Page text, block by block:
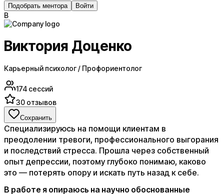
Подобрать ментора Войти
В
Виктория Доценко
Карьерный психолог / Профориентолог
174 сессий
30 отзывов
Сохранить
Специализируюсь на помощи клиентам в
преодолении тревоги, профессионального выгорания
и последствий стресса. Прошла через собственный
опыт депрессии, поэтому глубоко понимаю, каково
это — потерять опору и искать путь назад к себе.
В работе я опираюсь на научно обоснованные